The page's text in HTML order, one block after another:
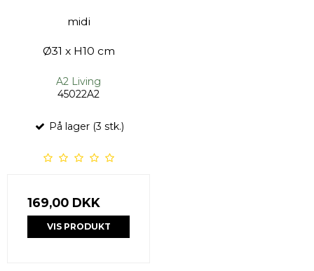
midi
Ø31 x H10 cm
A2 Living
45022A2
På lager (3 stk.)
169,00 DKK
VIS PRODUKT